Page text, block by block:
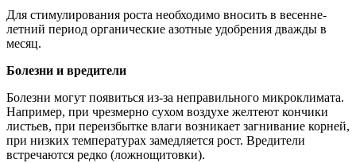
Для стимулирования роста необходимо вносить в весенне-
летний период органические азотные удобрения дважды в
месяц.
Болезни и вредители
Болезни могут появиться из-за неправильного микроклимата.
Например, при чрезмерно сухом воздухе желтеют кончики
листьев, при переизбытке влаги возникает загнивание корней,
при низких температурах замедляется рост. Вредители
встречаются редко (ложнощитовки).